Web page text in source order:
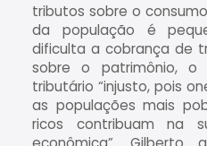
tributos sobre o
da população é
dificulta a cobrança de
sobre o patrimônio,
tributário “injusto, pois
as populações mais
ricos contribuam na